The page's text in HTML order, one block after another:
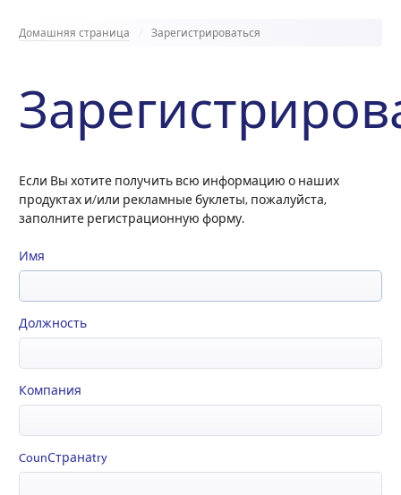
Домашняя страница Зарегистрироваться
Если Вы хотите получить всю информацию о наших
продуктах и/или рекламные буклеты, пожалуйста,
заполните регистрационную форму.
Имя
Должность
Компания
CounСтранаtry